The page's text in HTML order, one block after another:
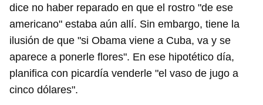
dice no haber reparado en que el rostro "de ese
americano" estaba aún allí. Sin embargo, tiene la
ilusión de que "si Obama viene a Cuba, va y se
aparece a ponerle flores". En ese hipotético día,
planifica con picardía venderle "el vaso de jugo a
cinco dólares".